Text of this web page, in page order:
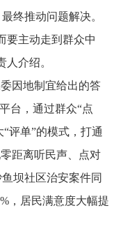
终推动问题解决。
主动走到群众中
介绍。
因地制宜给出的答
台，通过群众“点
评单”的模式，打通
距离听民声、点对
坝社区治安案件同
，居民满意度大幅提